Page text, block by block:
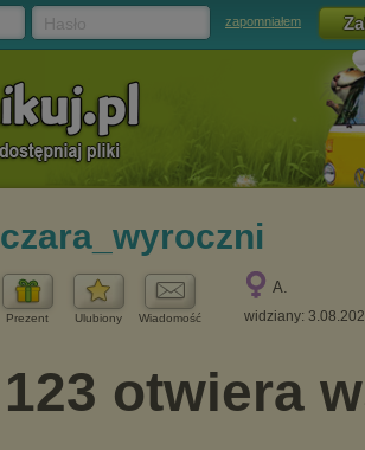
zapomniałem
czara_wyroczni
Prezent Ulubiony Wiadomość
A.
widziany: